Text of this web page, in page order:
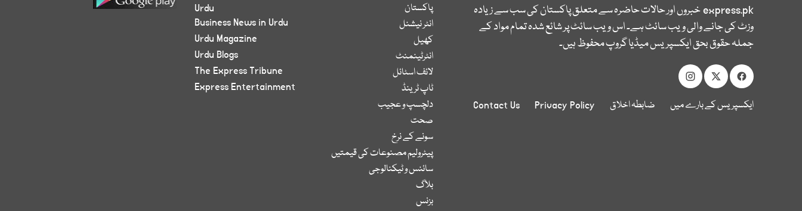
express.pkخبروں اور حالات حاضرہ سے متعلق پاکستان کی سب سے زیادہ
وزٹ کی جانے والی ویب سائٹ ہے۔ اس ویب سائٹ پر شائع شدہ تمام مواد کے
جملہ حقوق بحق ایکسپریس میڈیا گروپ محفوظ ہیں۔
ایکسپریس کے بارے میں ضابطہ اخلاق Privacy Policy
Contact Us
پاکستان
انٹر نیشنل
کھیل
انٹرٹینمنٹ
لائف اسٹائل
ٹاپ ٹرینڈ
دلچسپ و عجیب
صحت
سونے کے نرخ
پیٹرولیم مصنوعات کی قیمتیں
سائنس و ٹیکنالوجی
بلاگ
بزنس
Urdu
Business News in Urdu
Urdu Magazine
Urdu Blogs
The Express Tribune
Express Entertainment